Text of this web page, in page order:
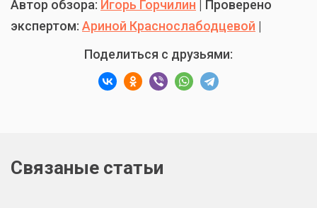
Автор обзора: Игорь Горчилин | Проверено
экспертом: Ариной Краснослабодцевой |
Поделиться с друзьями:
Связаные статьи